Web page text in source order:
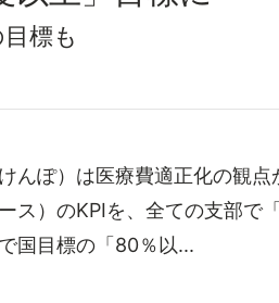
標も
んぽ）は医療費適正化の観点
ス）のKPIを、全ての支部で
国目標の「80％以...